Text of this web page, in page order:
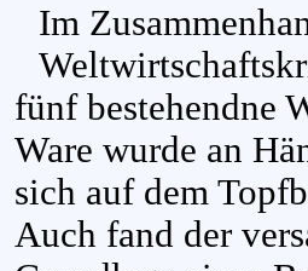
Im
fünf bestehendne
Ware wurde an
sich auf dem
Auch fand der